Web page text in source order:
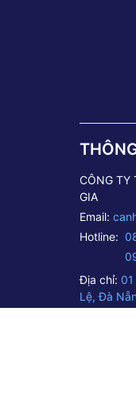
CÔNG TY
GIA
Email:
Hotline:
Địa chỉ:
Lệ, Đà